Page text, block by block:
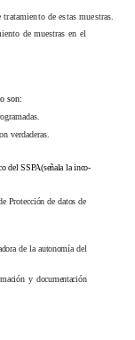
de estas muestras.
de muestras en el
son:
verdaderas.
del SSPA(señala la inco-
Protección de datos de
de la autonomía del
y documentación